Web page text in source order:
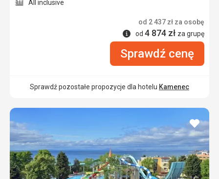
All inclusive
od 2 437 zł za osobę
Informacje
od 4 874 zł za grupę
Sprawdź cenę
Sprawdź pozostałe propozycje dla hotelu Kamenec
dodaj